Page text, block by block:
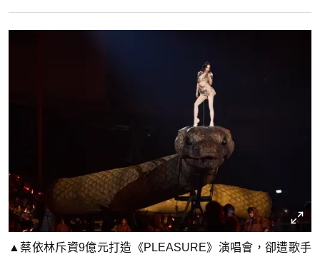
▲蔡依林斥資9億元打造《PLEASURE》演唱會，卻遭歌手